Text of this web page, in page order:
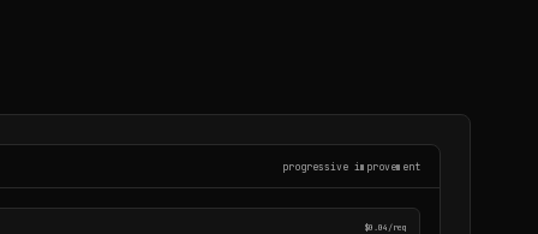
progressive improvement
$0.04/req